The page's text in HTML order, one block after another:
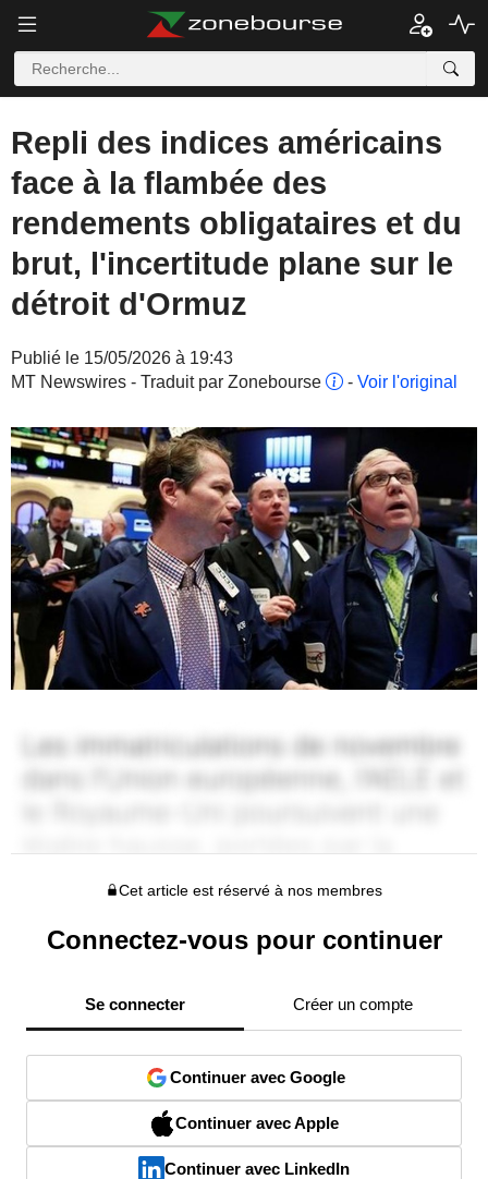
Repli des indices américains
face à la flambée des
rendements obligataires et du
brut, l'incertitude plane sur le
détroit d'Ormuz
Publié le 15/05/2026 à 19:43
MT Newswires - Traduit par Zonebourse
- Voir l'original
Cet article est réservé à nos membres
Connectez-vous pour continuer
Se connecter Créer un compte
Continuer avec Google
Continuer avec Apple
Continuer avec LinkedIn